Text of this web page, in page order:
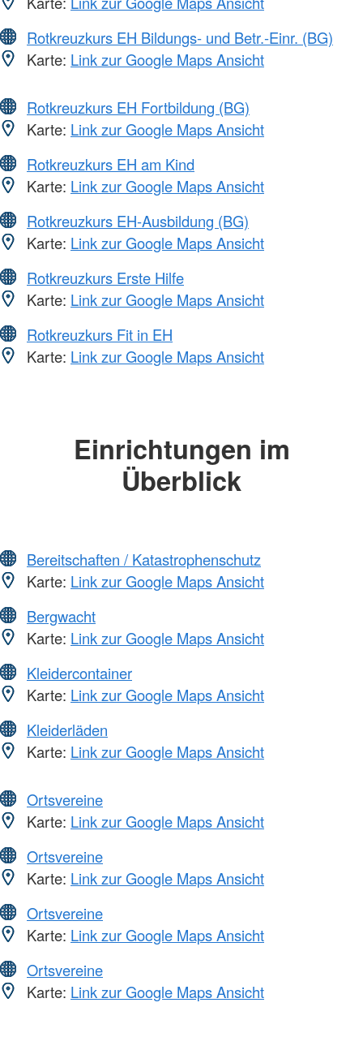
Rotkreuzkurs EH Bildungs- und Betr.-Einr. (BG)
Karte: Link zur Google Maps Ansicht
Rotkreuzkurs EH Fortbildung (BG)
Karte: Link zur Google Maps Ansicht
Rotkreuzkurs EH am Kind
Karte: Link zur Google Maps Ansicht
Rotkreuzkurs EH-Ausbildung (BG)
Karte: Link zur Google Maps Ansicht
Rotkreuzkurs Erste Hilfe
Karte: Link zur Google Maps Ansicht
Rotkreuzkurs Fit in EH
Karte: Link zur Google Maps Ansicht
Einrichtungen im
Überblick
Bereitschaften / Katastrophenschutz
Karte: Link zur Google Maps Ansicht
Bergwacht
Karte: Link zur Google Maps Ansicht
Kleidercontainer
Karte: Link zur Google Maps Ansicht
Kleiderläden
Karte: Link zur Google Maps Ansicht
Ortsvereine
Karte: Link zur Google Maps Ansicht
Ortsvereine
Karte: Link zur Google Maps Ansicht
Ortsvereine
Karte: Link zur Google Maps Ansicht
Ortsvereine
Karte: Link zur Google Maps Ansicht